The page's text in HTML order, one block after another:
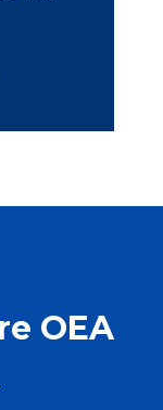
OEA